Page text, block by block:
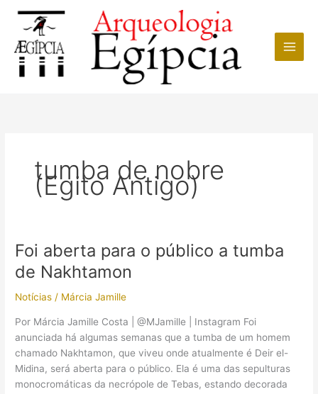
conteúdo
tumba de nobre
(Egito Antigo)
Foi aberta para o público a tumba
de Nakhtamon
Notícias / Márcia Jamille
Por Márcia Jamille Costa | @MJamille | Instagram Foi
anunciada há algumas semanas que a tumba de um homem
chamado Nakhtamon, que viveu onde atualmente é Deir el-
Midina, será aberta para o público. Ela é uma das sepulturas
monocromáticas da necrópole de Tebas, estando decorada